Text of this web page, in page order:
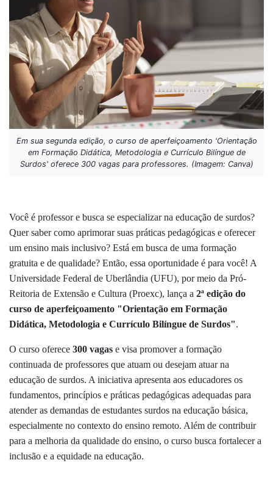
Em sua segunda edição, o curso de aperfeiçoamento 'Orientação
em Formação Didática, Metodologia e Currículo Bilíngue de
Surdos' oferece 300 vagas para professores. (Imagem: Canva)
Você é professor e busca se especializar na educação de surdos?
Quer saber como aprimorar suas práticas pedagógicas e oferecer
um ensino mais inclusivo? Está em busca de uma formação
gratuita e de qualidade? Então, essa oportunidade é para você! A
Universidade Federal de Uberlândia (UFU), por meio da Pró-
Reitoria de Extensão e Cultura (Proexc), lança a 2ª edição do
curso de aperfeiçoamento "Orientação em Formação
Didática, Metodologia e Currículo Bilíngue de Surdos".
O curso oferece 300 vagas e visa promover a formação
continuada de professores que atuam ou desejam atuar na
educação de surdos. A iniciativa apresenta aos educadores os
fundamentos, princípios e práticas pedagógicas adequadas para
atender as demandas de estudantes surdos na educação básica,
especialmente no contexto do ensino remoto. Além de contribuir
para a melhoria da qualidade do ensino, o curso busca fortalecer a
inclusão e a equidade na educação.